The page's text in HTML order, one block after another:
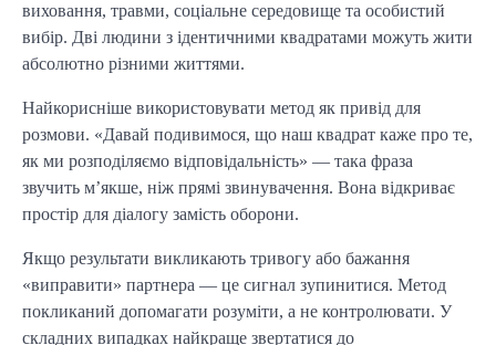
виховання, травми, соціальне середовище та особистий
вибір. Дві людини з ідентичними квадратами можуть жити
абсолютно різними життями.
Найкорисніше використовувати метод як привід для
розмови. «Давай подивимося, що наш квадрат каже про те,
як ми розподіляємо відповідальність» — така фраза
звучить м’якше, ніж прямі звинувачення. Вона відкриває
простір для діалогу замість оборони.
Якщо результати викликають тривогу або бажання
«виправити» партнера — це сигнал зупинитися. Метод
покликаний допомагати розуміти, а не контролювати. У
складних випадках найкраще звертатися до